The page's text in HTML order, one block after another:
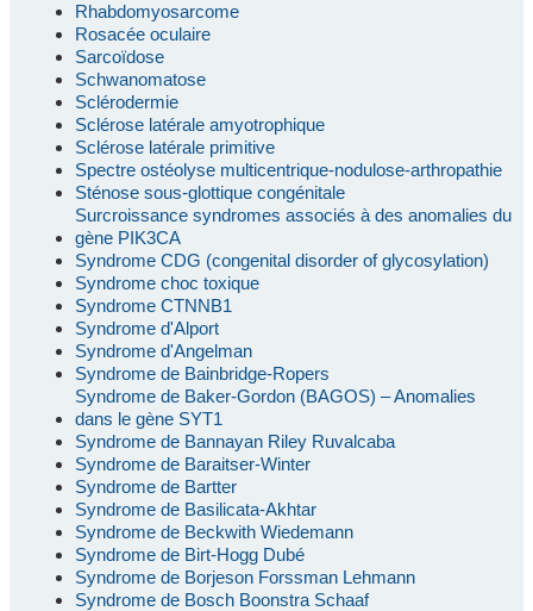
Rhabdomyosarcome
Rosacée oculaire
Sarcoïdose
Schwanomatose
Sclérodermie
Sclérose latérale amyotrophique
Sclérose latérale primitive
Spectre ostéolyse multicentrique-nodulose-arthropathie
Sténose sous-glottique congénitale
Surcroissance syndromes associés à des anomalies du
gène PIK3CA
Syndrome CDG (congenital disorder of glycosylation)
Syndrome choc toxique
Syndrome CTNNB1
Syndrome d'Alport
Syndrome d'Angelman
Syndrome de Bainbridge-Ropers
Syndrome de Baker-Gordon (BAGOS) – Anomalies
dans le gène SYT1
Syndrome de Bannayan Riley Ruvalcaba
Syndrome de Baraitser-Winter
Syndrome de Bartter
Syndrome de Basilicata-Akhtar
Syndrome de Beckwith Wiedemann
Syndrome de Birt-Hogg Dubé
Syndrome de Borjeson Forssman Lehmann
Syndrome de Bosch Boonstra Schaaf